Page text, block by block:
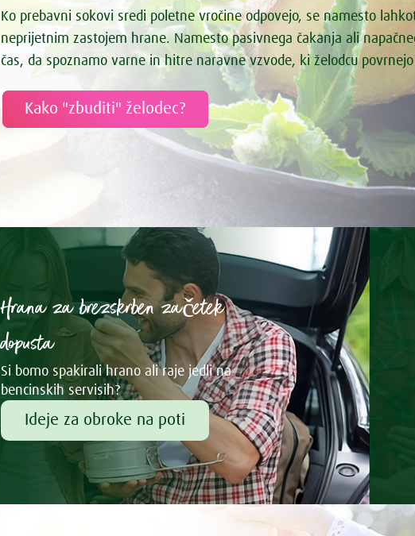
Ko prebavni sokovi sredi poletne vročine odpovejo, se namesto
neprijetnim zastojem hrane. Namesto pasivnega čakanja ali
čas, da spoznamo varne in hitre naravne vzvode, ki želodcu
Kako "zbuditi" želodec?
Hrana za brezskrben začetek
dopusta
Si bomo spakirali hrano ali raje jedli na
bencinskih servisih?
Ideje za obroke na poti